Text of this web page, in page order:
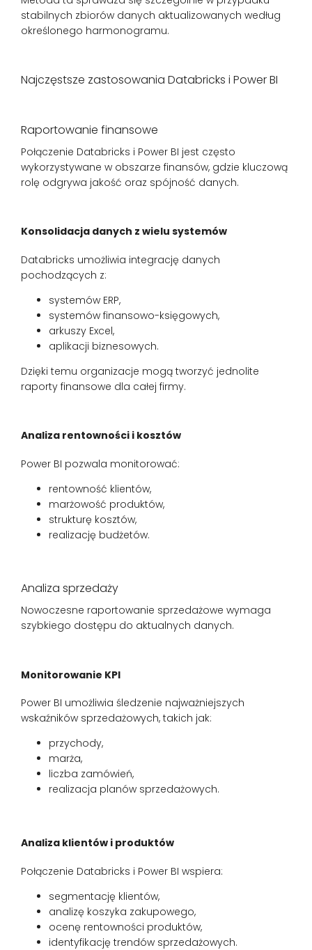
stabilnych zbiorów danych aktualizowanych według
określonego harmonogramu.
Najczęstsze zastosowania Databricks i Power BI
Raportowanie finansowe
Połączenie Databricks i Power BI jest często
wykorzystywane w obszarze finansów, gdzie kluczową
rolę odgrywa jakość oraz spójność danych.
Konsolidacja danych z wielu systemów
Databricks umożliwia integrację danych
pochodzących z:
systemów ERP,
systemów finansowo-księgowych,
arkuszy Excel,
aplikacji biznesowych.
Dzięki temu organizacje mogą tworzyć jednolite
raporty finansowe dla całej firmy.
Analiza rentowności i kosztów
Power BI pozwala monitorować:
rentowność klientów,
marżowość produktów,
strukturę kosztów,
realizację budżetów.
Analiza sprzedaży
Nowoczesne raportowanie sprzedażowe wymaga
szybkiego dostępu do aktualnych danych.
Monitorowanie KPI
Power BI umożliwia śledzenie najważniejszych
wskaźników sprzedażowych, takich jak:
przychody,
marża,
liczba zamówień,
realizacja planów sprzedażowych.
Analiza klientów i produktów
Połączenie Databricks i Power BI wspiera:
segmentację klientów,
analizę koszyka zakupowego,
ocenę rentowności produktów,
identyfikację trendów sprzedażowych.